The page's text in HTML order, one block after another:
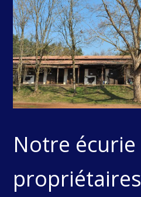
Notre écurie
propriétaires